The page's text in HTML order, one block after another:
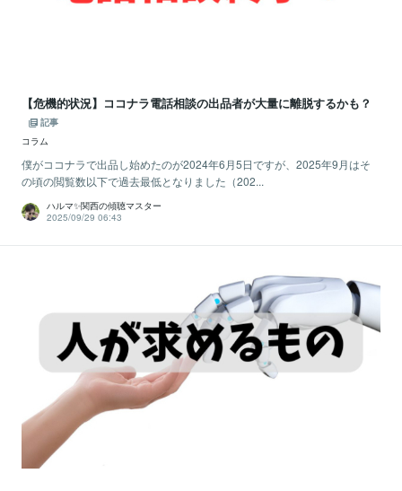
【危機的状況】ココナラ電話相談の出品者が大量に離脱するかも？
記事
コラム
僕がココナラで出品し始めたのが2024年6月5日ですが、2025年9月はそ
の頃の閲覧数以下で過去最低となりました（202...
ハルマ✨関西の傾聴マスター
2025/09/29 06:43